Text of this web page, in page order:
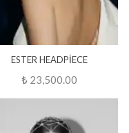
ESTER HEADPİECE
₺ 23,500.00